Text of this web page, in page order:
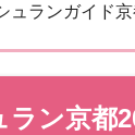
ュランガイド
ラン京都